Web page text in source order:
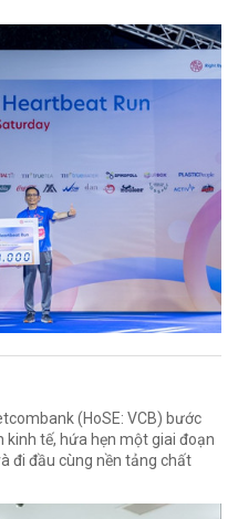
(HoSE: VCB) bước
tế, hứa hẹn một giai đoạn
đi đầu cùng nền tảng chất